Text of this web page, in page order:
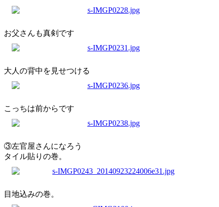
お父さんも真剣です
大人の背中を見せつける
こっちは前からです
③左官屋さんになろう
タイル貼りの巻。
目地込みの巻。